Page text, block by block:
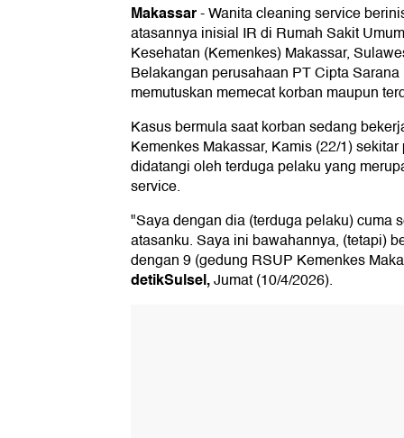
Makassar-Wanita cleaning service
atasannya inisial IR di Rumah Sakit
Kesehatan (Kemenkes) Makassar,
Belakangan perusahaan PT Cipta
memutuskan memecat korban maupun
Kasus bermula saat korban sedang
Kemenkes Makassar, Kamis (22/1)
didatangi oleh terduga pelaku yang
service.
"Saya dengan dia (terduga pelaku) cuma
atasanku. Saya ini bawahannya, (tetapi)
dengan 9 (gedung RSUP Kemenkes
detikSulsel,Jumat (10/4/2026).